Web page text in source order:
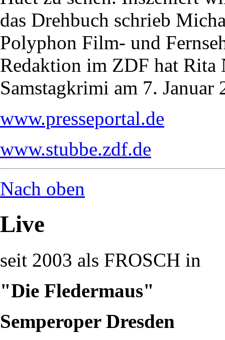
das Drehbuch schrieb
Polyphon Film- und
Redaktion im ZDF hat Rita
Samstagkrimi am 7. Januar
www.presseportal.de
www.stubbe.zdf.de
Nach oben
Live
seit 2003 als FROSCH in
"Die Fledermaus"
Semperoper Dresden